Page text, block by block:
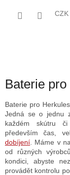
CZK
Baterie
Baterie pro
Jedná se o jednu
každém skútru
především čas,
dobíjení . Máme v
od různých
kondici, abyste
provádět kontrolu